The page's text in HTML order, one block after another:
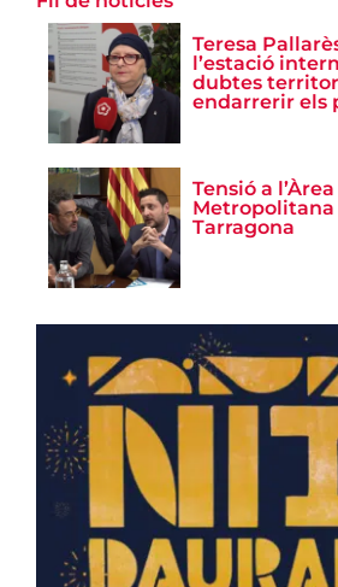
Teresa
l’estació
dubtes
endarrerir els
Tensió a l’Àrea
Metropolitana
Tarragona